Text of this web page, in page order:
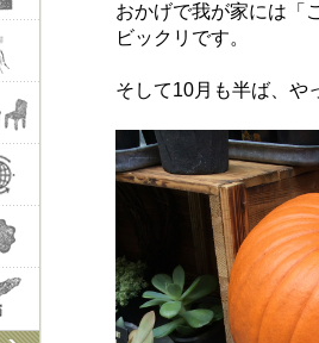
おかげで我が家には「
ビックリです。
そして10月も半ば、や